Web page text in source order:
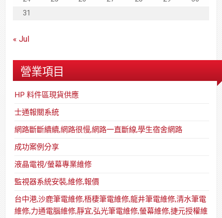
31
« Jul
營業項目
HP 料件區現貨供應
士通報關系統
網路斷斷續續,網路很慢,網路一直斷線,學生宿舍網路
成功案例分享
液晶電視/螢幕專業維修
監視器系統安裝,維修,報價
台中港,沙鹿筆電維修,梧棲筆電維修,龍井筆電維修,清水筆電
維修,力通電腦維修,靜宜,弘光筆電維修,螢幕維修,捷元授權維